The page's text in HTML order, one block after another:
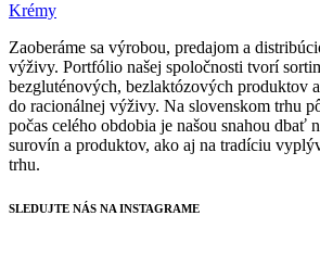
Krémy
Zaoberáme sa výrobou, predajom a
výživy. Portfólio našej spoločnosti tvorí
bezgluténových, bezlaktózových produktov
do racionálnej výživy. Na slovenskom trhu
počas celého obdobia je našou snahou dbať
surovín a produktov, ako aj na tradíciu
trhu.
SLEDUJTE NÁS NA INSTAGRAME